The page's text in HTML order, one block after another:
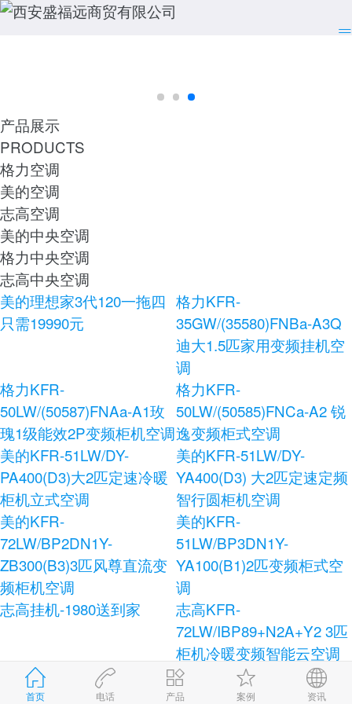
首页 电话 产品 案例 资讯
产品展示
PRODUCTS
格力空调
美的空调
志高空调
美的中央空调
格力中央空调
志高中央空调
美的理想家3代120一拖四
只需19990元
格力KFR-
35GW/(35580)FNBa-A3Q
迪大1.5匹家用变频挂机空
调
格力KFR-
50LW/(50587)FNAa-A1玫
瑰1级能效2P变频柜机空调
格力KFR-
50LW/(50585)FNCa-A2 锐
逸变频柜式空调
美的KFR-51LW/DY-
PA400(D3)大2匹定速冷暖
柜机立式空调
美的KFR-51LW/DY-
YA400(D3) 大2匹定速定频
智行圆柜机空调
美的KFR-
72LW/BP2DN1Y-
ZB300(B3)3匹风尊直流变
频柜机空调
美的KFR-
51LW/BP3DN1Y-
YA100(B1)2匹变频柜式空
调
志高挂机-1980送到家
志高KFR-
72LW/IBP89+N2A+Y2 3匹
柜机冷暖变频智能云空调
志高KFR-120LW/E41+N3
柜式空调
志高KFR-72LW/AS36+N3
健康宝独立除湿柜式空调